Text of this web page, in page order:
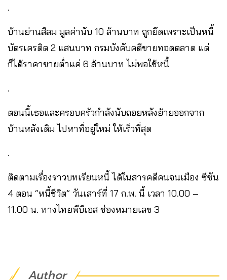
.
บ้านย่านสีลม มูลค่านับ 10 ล้านบาท ถูกยึดเพราะเป็นหนี้
บัตรเครดิต 2 แสนบาท กรมบังคับคดีขายทอดตลาด แต่
ก็ได้ราคาขายต่ำแค่ 6 ล้านบาท ไม่พอใช้หนี้
.
ตอนนี้เธอและครอบครัวกำลังนับถอยหลังย้ายออกจาก
บ้านหลังเดิม ไปหาที่อยู่ใหม่ ให้เร็วที่สุด
.
ติดตามเรื่องราวบทเรียนหนี้ ได้ในสารคดีคนจนเมือง ซีซัน
4 ตอน “หนี้ชีวิต” วันเสาร์ที่ 17 ก.พ. นี้ เวลา 10.00 –
11.00 น. ทางไทยพีบีเอส ช่องหมายเลข 3
Author